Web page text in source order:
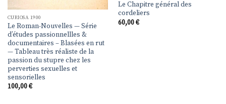
CURIOSA 1900
Le Roman-Nouvelles — Série
d’études passionnellles &
documentaires – Blasées en rut
— Tableau très réaliste de la
passion du stupre chez les
perverties sexuelles et
sensorielles
100,00€
Le Chapitre général des
cordeliers
60,00€